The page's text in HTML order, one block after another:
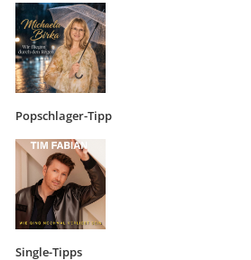
Popschlager-Tipp
Single-Tipps